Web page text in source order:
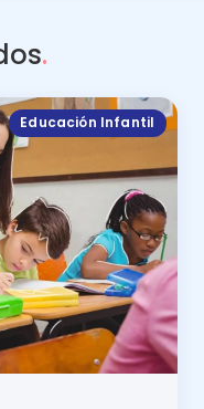
.
Educación Infantil